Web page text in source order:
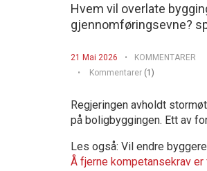
Hvem vil overlate
gjennomføringsevne?
21 Mai 2026 KOMMENTARER
Kommentarer (1)
Regjeringen avholdt
på boligbyggingen. Ett av
Les også: Vil endre
Å fjerne kompetansekrav